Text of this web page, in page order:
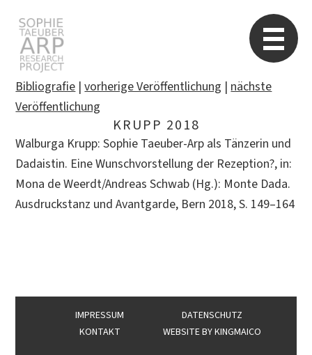
nach:
Bibliografie|vorherige Veröffentlichung |nächste
Veröffentlichung
KRUPP 2018
Walburga Krupp: Sophie Taeuber-Arp als Tänzerin und
Dadaistin. Eine Wunschvorstellung der Rezeption?, in:
Mona de Weerdt/Andreas Schwab (Hg.): Monte Dada.
Ausdruckstanz und Avantgarde, Bern 2018, S. 149–164
IMPRESSUM
DATENSCHUTZ
KONTAKT
WEBSITE BYKINGMAICO